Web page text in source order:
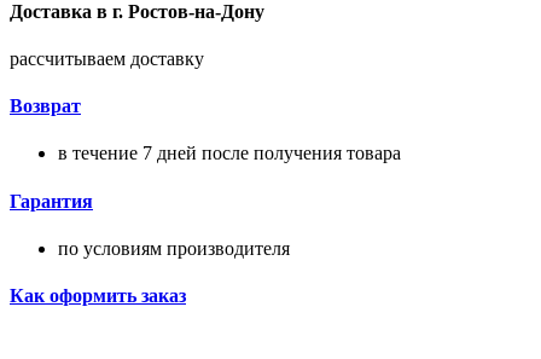
Доставка в г. Ростов-на-Дону
рассчитываем доставку
Возврат
в течение 7 дней после получения товара
Гарантия
по условиям производителя
Как оформить заказ